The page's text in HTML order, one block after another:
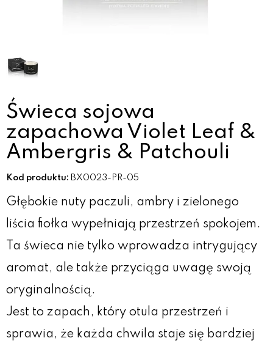
Świeca sojowa
zapachowa Violet Leaf &
Ambergris & Patchouli
Kod produktu: BX0023-PR-05
Głębokie nuty paczuli, ambry i zielonego
liścia fiołka wypełniają przestrzeń spokojem.
Ta świeca nie tylko wprowadza intrygujący
aromat, ale także przyciąga uwagę swoją
oryginalnością.
Jest to zapach, który otula przestrzeń i
sprawia, że każda chwila staje się bardziej